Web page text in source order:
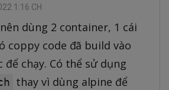
1:16 CH
dùng 2 container, 1 cái
coppy code đã build vào
để chạy. Có thể sử dụng
thay vì dùng alpine để